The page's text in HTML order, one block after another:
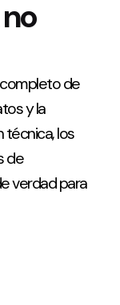
de
y la
los
de
verdad para